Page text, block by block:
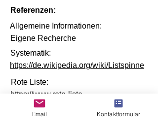
Referenzen:
Allgemeine Informationen:
Eigene Recherche
Systematik:
https://de.wikipedia.org/wiki/Listspinne
Rote Liste:
https://www.rote-liste-
zentrum.de/de/Artensuchmaschine.html
?q=listspinne
Email Kontaktformular